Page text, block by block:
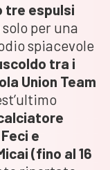
tre espulsi
solo per una
spiacevole
tra i
Union Team
e
(fino al 16